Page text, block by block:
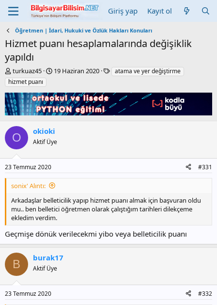
Giriş yap Kayıt ol
Öğretmen | İdari, Hukuki ve Özlük Hakları Konuları
Hizmet puanı hesaplamalarında değişiklik
yapıldı
K
o
n
b
u
y
b
a
ş
l
a
t
a
turkuaz45
B
l
a
n
ı
ç
a
i
h
19 Haziran 2020
E
k
e
t
atama ve yer değiştirme
hizmet puanı
O okioki
Aktif Üye
23 Temmuz 2020 #331
sonix' Alıntı:
Arkadaşlar belleticilik yapıp hizmet puanı almak için başvuran oldu
mu.. ben belletici öğretmen olarak çalıştığım tarihleri dilekçeme
ekledim verdim.
Geçmişe dönük verilecekmi yibo veya belleticilik puanı
B burak17
Aktif Üye
23 Temmuz 2020 #332